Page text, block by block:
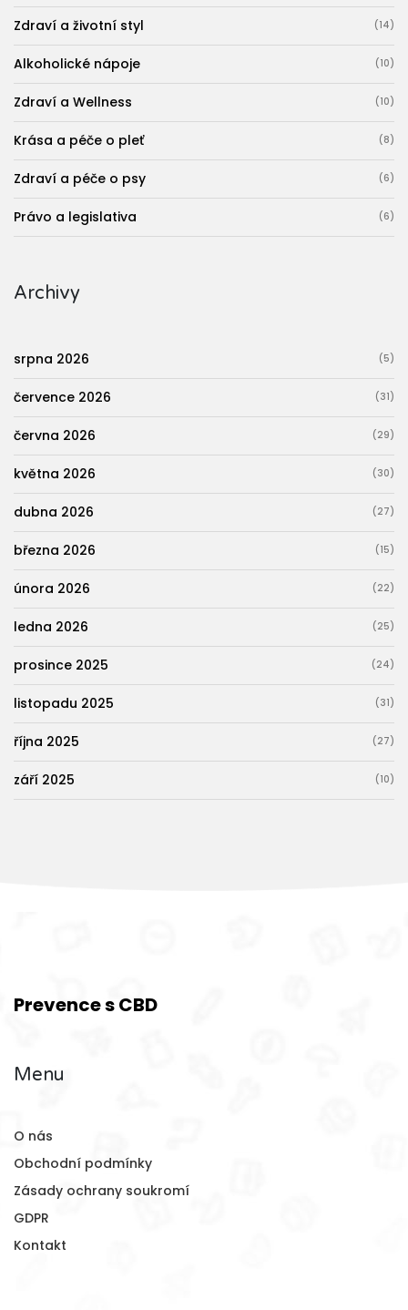
Zdraví a životní styl (14)
Alkoholické nápoje (10)
Zdraví a Wellness (10)
Krása a péče o pleť (8)
Zdraví a péče o psy (6)
Právo a legislativa (6)
Archivy
srpna 2026 (5)
července 2026 (31)
června 2026 (29)
května 2026 (30)
dubna 2026 (27)
března 2026 (15)
února 2026 (22)
ledna 2026 (25)
prosince 2025 (24)
listopadu 2025 (31)
října 2025 (27)
září 2025 (10)
Prevence s CBD
Menu
O nás
Obchodní podmínky
Zásady ochrany soukromí
GDPR
Kontakt